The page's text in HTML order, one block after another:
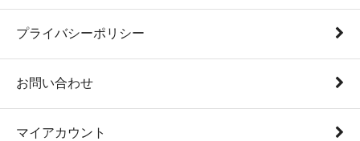
プライバシーポリシー
お問い合わせ
マイアカウント